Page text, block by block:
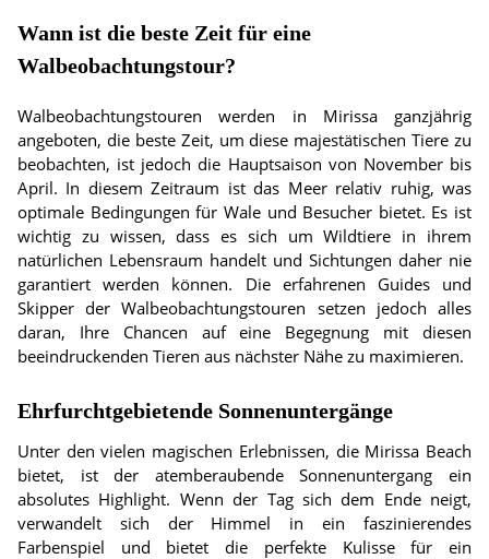
Wann ist die beste Zeit für eine
Walbeobachtungstour?
Walbeobachtungstouren werden in Mirissa ganzjährig
angeboten, die beste Zeit, um diese majestätischen Tiere zu
beobachten, ist jedoch die Hauptsaison von November bis
April. In diesem Zeitraum ist das Meer relativ ruhig, was
optimale Bedingungen für Wale und Besucher bietet. Es ist
wichtig zu wissen, dass es sich um Wildtiere in ihrem
natürlichen Lebensraum handelt und Sichtungen daher nie
garantiert werden können. Die erfahrenen Guides und
Skipper der Walbeobachtungstouren setzen jedoch alles
daran, Ihre Chancen auf eine Begegnung mit diesen
beeindruckenden Tieren aus nächster Nähe zu maximieren.
Ehrfurchtgebietende Sonnenuntergänge
Unter den vielen magischen Erlebnissen, die Mirissa Beach
bietet, ist der atemberaubende Sonnenuntergang ein
absolutes Highlight. Wenn der Tag sich dem Ende neigt,
verwandelt sich der Himmel in ein faszinierendes
Farbenspiel und bietet die perfekte Kulisse für ein